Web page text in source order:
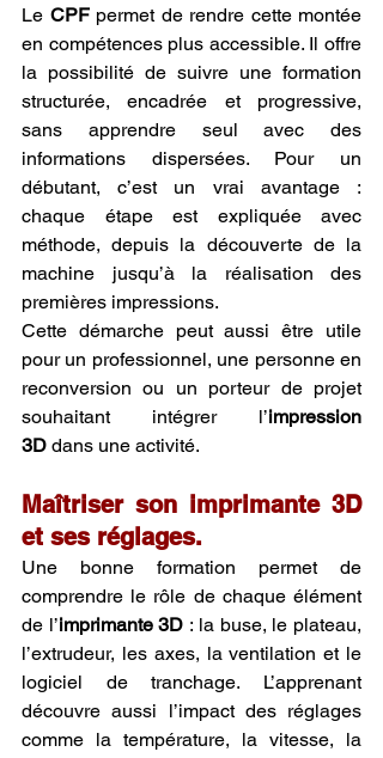
Le CPF permet de rendre cette montée
en compétences plus accessible. Il offre
la possibilité de suivre une formation
structurée, encadrée et progressive,
sans apprendre seul avec des
informations dispersées. Pour un
débutant, c’est un vrai avantage :
chaque étape est expliquée avec
méthode, depuis la découverte de la
machine jusqu’à la réalisation des
premières impressions.
Cette démarche peut aussi être utile
pour un professionnel, une personne en
reconversion ou un porteur de projet
souhaitant intégrer l’impression
3D dans une activité.
Maîtriser son imprimante 3D
et ses réglages.
Une bonne formation permet de
comprendre le rôle de chaque élément
de l’imprimante 3D : la buse, le plateau,
l’extrudeur, les axes, la ventilation et le
logiciel de tranchage. L’apprenant
découvre aussi l’impact des réglages
comme la température, la vitesse, la